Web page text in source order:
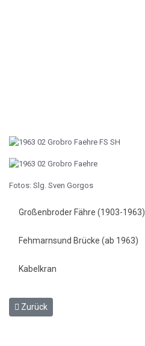
Fotos: Slg. Sven Gorgos
Großenbroder Fähre (1903-1963)
Fehmarnsund Brücke (ab 1963)
Kabelkran
Vorheriger Beitrag: Georg Modrow
Zurück